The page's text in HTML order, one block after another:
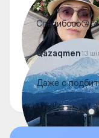
Qazaqmen13
Даже с